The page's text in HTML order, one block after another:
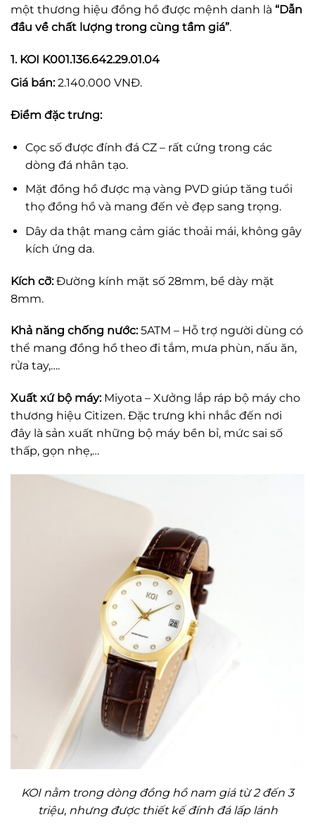
một thương hiệu đồng hồ được mệnh danh là “Dẫn
đầu về chất lượng trong cùng tầm giá”.
1. KOI K001.136.642.29.01.04
Giá bán:2.140.000 VNĐ.
Điểm đặc trưng:
Cọc số được đính đá CZ – rất cứng trong các
dòng đá nhân tạo.
Mặt đồng hồ được mạ vàng PVD giúp tăng tuổi
thọ đồng hồ và mang đến vẻ đẹp sang trọng.
Dây da thật mang cảm giác thoải mái, không gây
kích ứng da.
Kích cỡ:Đường kính mặt số 28mm, bề dày mặt
8mm.
Khả năng chống nước:5ATM – Hỗ trợ người dùng có
thể mang đồng hồ theo đi tắm, mưa phùn, nấu ăn,
rửa tay,….
Xuất xứ bộ máy:Miyota – Xưởng lắp ráp bộ máy cho
thương hiệu Citizen. Đặc trưng khi nhắc đến nơi
đây là sản xuất những bộ máy bền bỉ, mức sai số
thấp, gọn nhẹ,…
KOI nằm trong dòng đồng hồ nam giá từ 2 đến 3
triệu, nhưng được thiết kế đính đá lấp lánh